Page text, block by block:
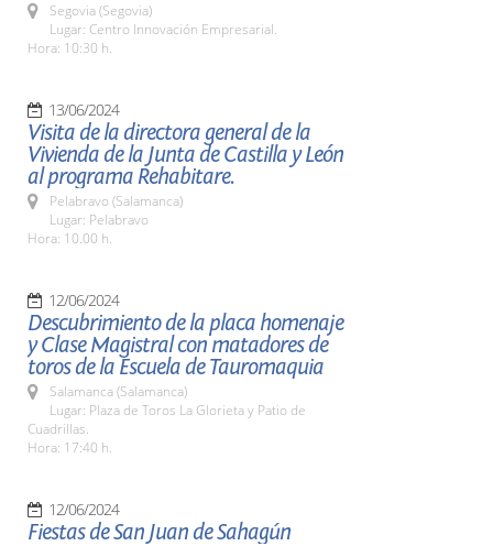
Segovia (Segovia)
Lugar: Centro Innovación Empresarial.
Hora: 10:30 h.
13/06/2024
Visita de la directora general de la
Vivienda de la Junta de Castilla y León
al programa Rehabitare.
Pelabravo (Salamanca)
Lugar: Pelabravo
Hora: 10.00 h.
12/06/2024
Descubrimiento de la placa homenaje
y Clase Magistral con matadores de
toros de la Escuela de Tauromaquia
Salamanca (Salamanca)
Lugar: Plaza de Toros La Glorieta y Patio de
Cuadrillas.
Hora: 17:40 h.
12/06/2024
Fiestas de San Juan de Sahagún